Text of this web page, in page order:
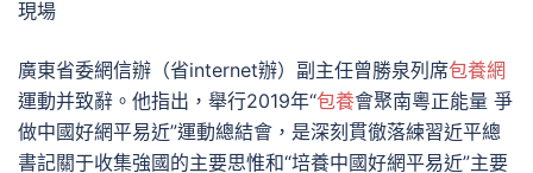
現場
廣東省委網信辦（省internet辦）副主任曾勝泉列席包養網
運動并致辭。他指出，舉行2019年“包養會聚南粵正能量 爭
做中國好網平易近”運動總結會，是深刻貫徹落練習近平總
書記關于收集強國的主要思惟和“培養中國好網平易近”主要